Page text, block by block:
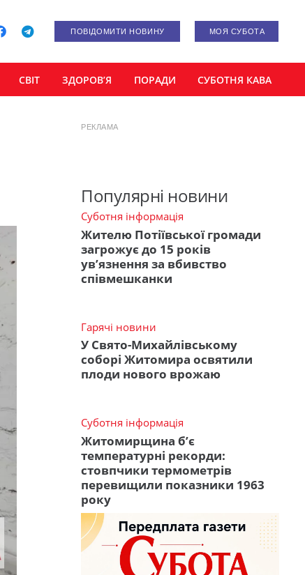
ПОВІДОМИТИ НОВИНУ МОЯ СУБОТА
СВІТ ЗДОРОВ’Я ПОРАДИ СУБОТНЯ КАВА
РЕКЛАМА
Популярні новини
Суботня інформація
Жителю Потіївської громади
загрожує до 15 років
ув’язнення за вбивство
співмешканки
Гарячі новини
У Свято-Михайлівському
соборі Житомира освятили
плоди нового врожаю
Суботня інформація
Житомирщина б’є
температурні рекорди:
стовпчики термометрів
перевищили показники 1963
року